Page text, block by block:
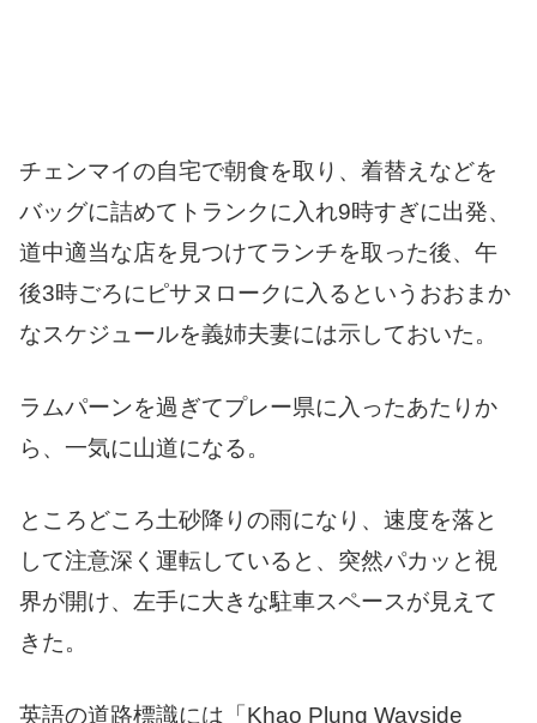
チェンマイの自宅で朝食を取り、着替えなどを
バッグに詰めてトランクに入れ9時すぎに出発、
道中適当な店を見つけてランチを取った後、午
後3時ごろにピサヌロークに入るというおおまか
なスケジュールを義姉夫妻には示しておいた。
ラムパーンを過ぎてプレー県に入ったあたりか
ら、一気に山道になる。
ところどころ土砂降りの雨になり、速度を落と
して注意深く運転していると、突然パカッと視
界が開け、左手に大きな駐車スペースが見えて
きた。
英語の道路標識には「Khao Plung Wayside